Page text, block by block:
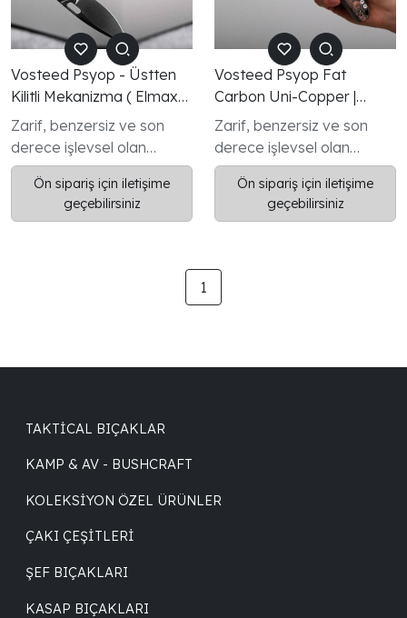
Vosteed Psyop - Üstten
Kilitli Mekanizma ( Elmax
Çelik ve Titanyum Sap
Çakı ) - A2202
Zarif, benzersiz ve son
derece işlevsel olan
Vosteed Psyop, şık
minimalist estetiği ile
yüksek işlevselliği arasında
Ön sipariş için iletişime
geçebilirsiniz
Vosteed Psyop Fat
Carbon Uni-Copper |
Elmax | Geoff Blauvelt
Tasarımı
Zarif, benzersiz ve son
derece işlevsel olan
Vosteed Psyop, şık
minimalist estetiği ile
yüksek işlevselliği arasında
Ön sipariş için iletişime
geçebilirsiniz
1
TAKTICAL BIÇAKLAR
KAMP & AV - BUSHCRAFT
KOLEKSIYON ÖZEL ÜRÜNLER
ÇAKI ÇEŞITLERI
ŞEF BIÇAKLARI
KASAP BIÇAKLARI